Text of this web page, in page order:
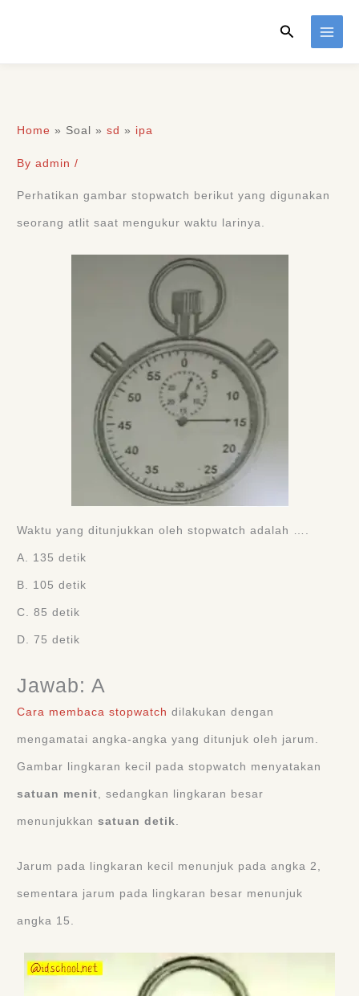
Search
Home » Soal »sd » ipa
Byadmin/
Perhatikan gambar stopwatch berikut yang digunakan
seorang atlit saat mengukur waktu larinya.
Waktu yang ditunjukkan oleh stopwatch adalah ….
A. 135 detik
B. 105 detik
C. 85 detik
D. 75 detik
Jawab: A
Cara membaca stopwatch dilakukan dengan
mengamatai angka-angka yang ditunjuk oleh jarum.
Gambar lingkaran kecil pada stopwatch menyatakan
satuan menit, sedangkan lingkaran besar
menunjukkansatuan detik.
Jarum pada lingkaran kecil menunjuk pada angka 2,
sementara jarum pada lingkaran besar menunjuk
angka 15.